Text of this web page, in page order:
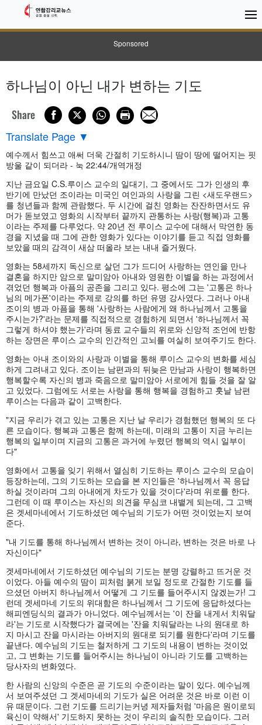
Sponsored
하나님이 아닌 내가 변하는 기도
Share
Translate Page ▼
예수께서 힘쓰고 애써 더욱 간절히 기도하시니 땀이 땅에 떨어지는 핏
방울 같이 되더라 - 눅 22:44/개역개정
지난 금요일 C.S.루이스 교수의 일대기, 그 중에서도 그가 인생의 후
반기에 만났던 조이라는 미국인 여인과의 사랑을 그린 <새도우랜드>
를 청년들과 함께 관람했다. 두 시간에 걸친 영화는 잔잔하면서도 유
머가 돋보였고 영화의 시작부터 끝까지 관통하는 사랑(행복)과 고통
이라는 주제를 다루었다. 약 20년 전 루이스 교수에 대해서 막연한 동
경을 지녔을 때 그에 관한 영화가 있다는 이야기를 듣고 직접 영화를
보았을 때의 감격이 새삼 떠올라 보는 내내 즐거웠다.
영화는 58세까지 독신으로 살던 그가 드디어 사랑하는 연인을 만나
결혼을 하지만 암으로 말미암아 아내와 영원한 이별을 하는 과정에서
겪었던 행복과 아픔의 공존을 그리고 있다. 평소에 그는 '고통은 하나
님의 메가폰'이라는 주제로 강의를 하던 유명 강사였다. 그러나 아내
조이의 병과 아픔을 통해 '사랑하는 사람에게 왜 하나님께서 고통을
주시는가?'라는 문제를 직접적으로 경험하게 되면서 '하나님께서 꼭
그렇게 하셔야 했는가'라며 동료 교수들의 위로와 신앙적 조언에 반항
하는 장면은 루이스 교수의 인간적인 고뇌를 여실히 보여주기도 한다.
영화는 아내 조이와의 사랑과 이별을 통해 루이스 교수의 변화를 세심
하게 그려내고 있다. 조이는 남편과의 뒤늦은 만남과 사랑이 행복하면
행복할수록 자신의 병과 죽음으로 말미암아 서로에게 힘들 것을 잘 알
고 있었다. 그럼에도 서로는 사랑을 통해 행복을 경험하고 훗날 남편
루이스는 다음과 같이 고백한다.
"지금 우리가 겪고 있는 고통은 지난 날 우리가 경험했던 행복의 또 다
른 모습이다. 행복과 고통은 함께 하는데, 미래의 고통이 지금 누리는
행복의 일부이며 지금의 고통은 과거에 누렸던 행복의 역시 일부이
다"
영화에서 고통을 잊기 위해서 열심히 기도하는 루이스 교수의 모습이
등장하는데, 그의 기도하는 모습을 본 지인들은 '하나님께서 꼭 응답
하실 것이라며 그의 아내에게 차도가 있을 것이다'라며 위로를 한다.
그런데 이 때 루이스는 자신의 의견을 무심코 내뱉게 되는데, 그 고백
은 겟세마네에서 기도하셨던 예수님의 기도가 어떤 것이었는지 보여
준다.
"내 기도를 통해 하나님께서 변하는 것이 아니라, 변하는 것은 바로 나
자신이다"
겟세마네에서 기도하셨던 예수님의 기도는 분명 강렬하고 뜨거운 것
이었다. 아들 예수의 땀이 피처럼 붉게 보일 정도로 간절한 기도를 들
으셨던 아버지 하나님께서 어떻게 그 기도를 들어주시지 않겠는가! 그
런데 겟세마네 기도의 위대함은 하나님께서 그 기도에 응답하셨다는
해피엔딩식의 결과가 아니었다. 예수님께서는 '이 잔을 내게서 치워달
라'는 기도로 시작했다가 결국에는 '잔을 치워달라는 나의 원대로 하
지 마시고 잔을 마시라는 아버지의 원대로 되기를 원한다'라며 기도를
끝낸다. 예수님의 기도는 철저하게 그 기도의 내용이 변하는 것이었
고, 그 변화는 기도를 들어주시는 하나님이 아니라 기도를 고백하는
당사자의 변화였다.
한 사람의 신앙의 수준은 곧 기도의 수준이라는 말이 있다. 예수님께
서 보여주셨던 그 겟세마네의 기도가 실은 어려운 것은 바로 이런 이
유 때문이다. 그런 기도를 드리기는커녕 제자들처럼 '마음은 원이로되
육신이 약해서' 기도하지 못하는 것이 우리의 솔직한 모습이다. 그러